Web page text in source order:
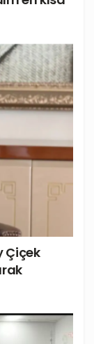
Çiçek